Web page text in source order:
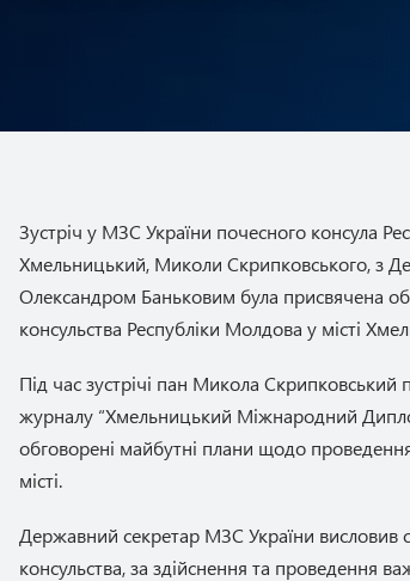
Зустріч у МЗС України почесного консула
Хмельницький, Миколи Скрипковського, з
Олександром Баньковим була присвячена
консульства Республіки Молдова у місті
Під час зустрічі пан Микола
журналу “Хмельницький Міжнародний
обговорені майбутні плани щодо
місті.
Державний секретар МЗС України висловив
консульства, за здійснення та проведення